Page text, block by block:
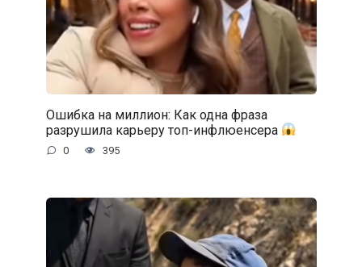
Ошибка на миллион: Как одна фраза
разрушила карьеру топ-инфлюенсера
0 395